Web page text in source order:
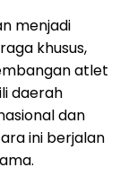
menjadi
khusus,
atlet
daerah
dan
ini berjalan